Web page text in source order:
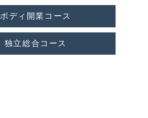
ボディ開業コース
独立総合コース